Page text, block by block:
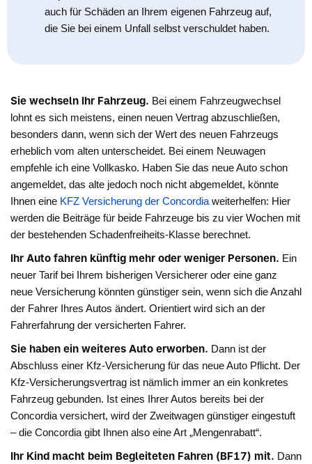
auch für Schäden an Ihrem eigenen Fahrzeug auf,
die Sie bei einem Unfall selbst verschuldet haben.
Sie wechseln Ihr Fahrzeug. Bei einem Fahrzeugwechsel
lohnt es sich meistens, einen neuen Vertrag abzuschließen,
besonders dann, wenn sich der Wert des neuen Fahrzeugs
erheblich vom alten unterscheidet. Bei einem Neuwagen
empfehle ich eine Vollkasko. Haben Sie das neue Auto schon
angemeldet, das alte jedoch noch nicht abgemeldet, könnte
Ihnen eine KFZ Versicherung der Concordia weiterhelfen: Hier
werden die Beiträge für beide Fahrzeuge bis zu vier Wochen mit
der bestehenden Schadenfreiheits-Klasse berechnet.
Ihr Auto fahren künftig mehr oder weniger Personen. Ein
neuer Tarif bei Ihrem bisherigen Versicherer oder eine ganz
neue Versicherung könnten günstiger sein, wenn sich die Anzahl
der Fahrer Ihres Autos ändert. Orientiert wird sich an der
Fahrerfahrung der versicherten Fahrer.
Sie haben ein weiteres Auto erworben. Dann ist der
Abschluss einer Kfz-Versicherung für das neue Auto Pflicht. Der
Kfz-Versicherungsvertrag ist nämlich immer an ein konkretes
Fahrzeug gebunden. Ist eines Ihrer Autos bereits bei der
Concordia versichert, wird der Zweitwagen günstiger eingestuft
– die Concordia gibt Ihnen also eine Art „Mengenrabatt“.
Ihr Kind macht beim Begleiteten Fahren (BF17) mit. Dann